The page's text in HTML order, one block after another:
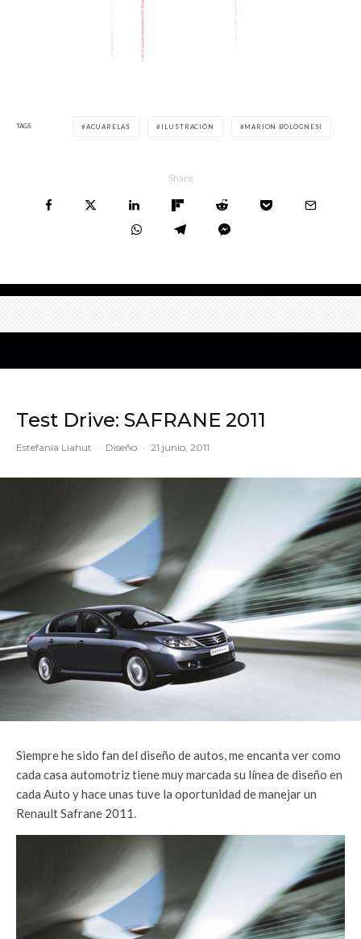
TAGS ACUARELAS ILUSTRACIÓN MARION BOLOGNESI
Share
Test Drive: SAFRANE 2011
Estefanía Liahut · Diseño · 21 junio, 2011
Siempre he sido fan del diseño de autos, me encanta ver como
cada casa automotriz tiene muy marcada su línea de diseño en
cada Auto y hace unas tuve la oportunidad de manejar un
Renault Safrane 2011.